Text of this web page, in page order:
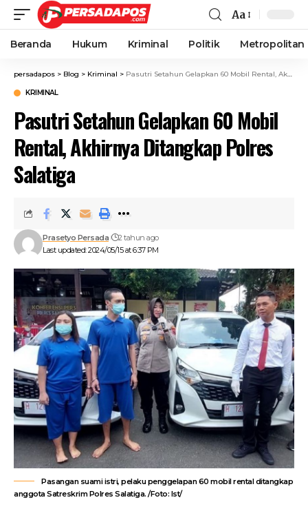
Aa
Beranda Hukum Kriminal Politik Metropolitan
persadapos > Blog > Kriminal > Pasutri Setahun Gelapkan 60 Mobil Rental, Akhirnya Ditangkap Polres Salatiga
KRIMINAL
Pasutri Setahun Gelapkan 60 Mobil
Rental, Akhirnya Ditangkap Polres
Salatiga
Last updated: 2024/05/15 at 6:37 PM
Prasetyo Persada 2 tahun ago
Pasangan suami istri, pelaku penggelapan 60 mobil rental ditangkap
anggota Satreskrim Polres Salatiga. /Foto: Ist/